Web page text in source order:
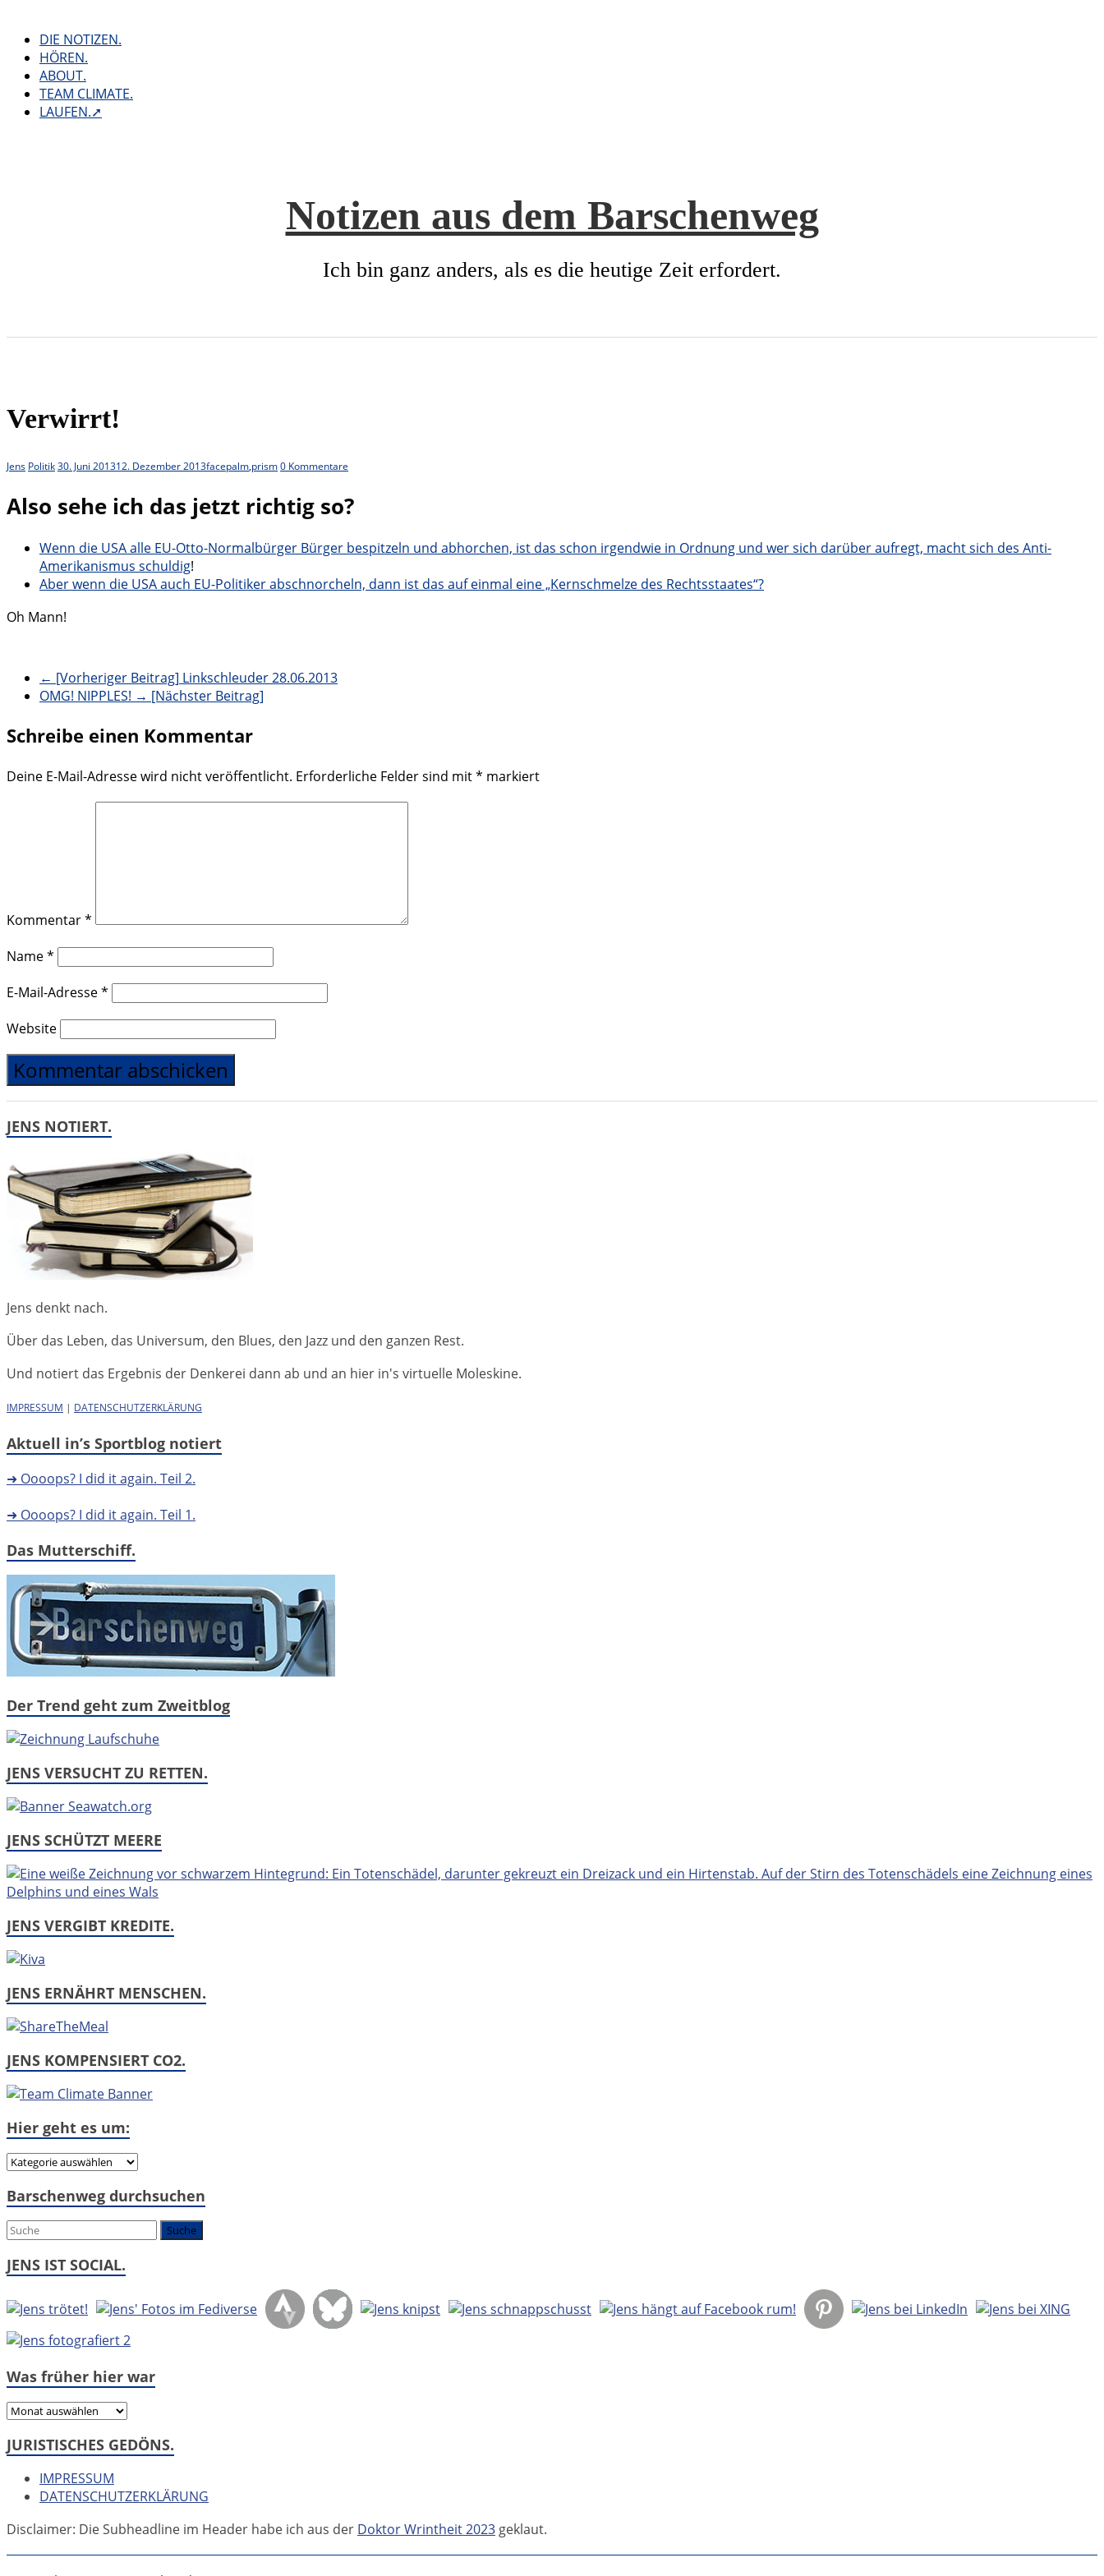
contentDIE NOTIZEN.
HÖREN.
ABOUT.
TEAM CLIMATE.
LAUFEN.➚
Notizen aus dem Barschenweg
Ich bin ganz anders, als es die heutige Zeit erfordert.
Verwirrt!
Jens Politik30. Juni 201312. Dezember 2013facepalm,prism0 Kommentare
Also sehe ich das jetzt richtig so?
Wenn die USA alle EU-Otto-Normalbürger Bürger bespitzeln und abhorchen, ist das schon irgendwie in Ordnung und wer sich darüber aufregt, macht sich des Anti-
Amerikanismus schuldig!
Aber wenn die USA auch EU-Politiker abschnorcheln, dann ist das auf einmal eine „Kernschmelze des Rechtsstaates“?
Oh Mann!
← [Vorheriger Beitrag] Linkschleuder 28.06.2013
OMG! NIPPLES! → [Nächster Beitrag]
Schreibe einen Kommentar
Deine E-Mail-Adresse wird nicht veröffentlicht. Erforderliche Felder sind mit* markiert
Kommentar*
Name*
E-Mail-Adresse*
Website
JENS NOTIERT.
Jens denkt nach.
Über das Leben, das Universum, den Blues, den Jazz und den ganzen Rest.
Und notiert das Ergebnis der Denkerei dann ab und an hier in's virtuelle Moleskine.
IMPRESSUM | DATENSCHUTZERKLÄRUNG
Aktuell in’s Sportblog notiert
➜ Oooops? I did it again. Teil 2.
➜ Oooops? I did it again. Teil 1.
Das Mutterschiff.
Der Trend geht zum Zweitblog
JENS VERSUCHT ZU RETTEN.
JENS SCHÜTZT MEERE
JENS VERGIBT KREDITE.
JENS ERNÄHRT MENSCHEN.
JENS KOMPENSIERT CO2.
Hier geht es um:
Hier
es
Barschenweg durchsuchen
JENS IST SOCIAL.
Was früher hier war
Was
hier
JURISTISCHES GEDÖNS.
IMPRESSUM
DATENSCHUTZERKLÄRUNG
Disclaimer: Die Subheadline im Header habe ich aus der Doktor Wrintheit 2023 geklaut.